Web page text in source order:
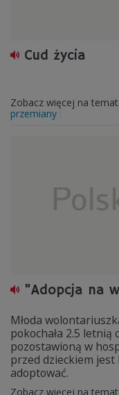
Cud życia
Zobacz więcej na temat:
przemiany
"Adopcja na
Młoda
pokochała 2.5
pozostawioną w
przed dzieckiem
adoptować.
Zobacz więcej na temat: